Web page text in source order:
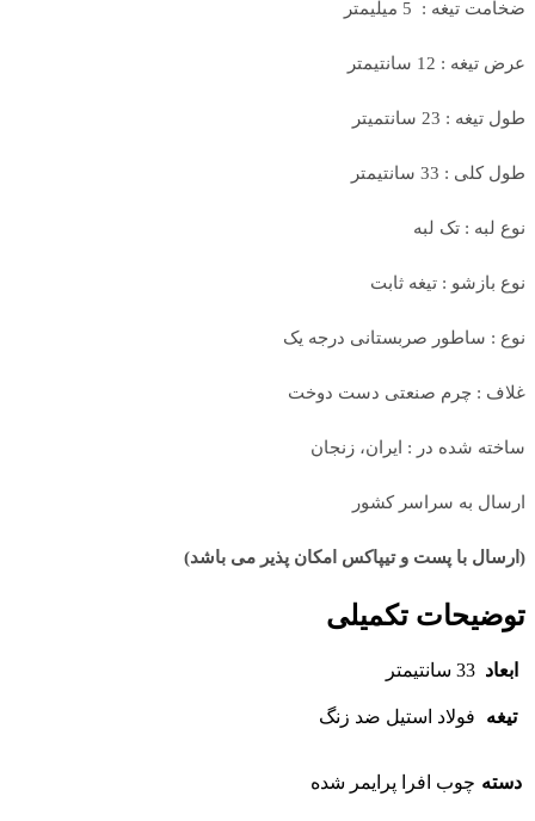
ضخامت تیغه : 5 میلیمتر
عرض تیغه : 12 سانتیمتر
طول تیغه : 23 سانتمیتر
طول کلی : 33 سانتیمتر
نوع لبه : تک لبه
نوع بازشو : تیغه ثابت
نوع : ساطور صربستانی درجه یک
غلاف : چرم صنعتی دست دوخت
ساخته شده در : ایران، زنجان
ارسال به سراسر کشور
(ارسال با پست و تیپاکس امکان پذیر می باشد)
توضیحات تکمیلی
ابعاد 33 سانتیمتر
تیغه فولاد استیل ضد زنگ
دسته چوب افرا پرایمر شده